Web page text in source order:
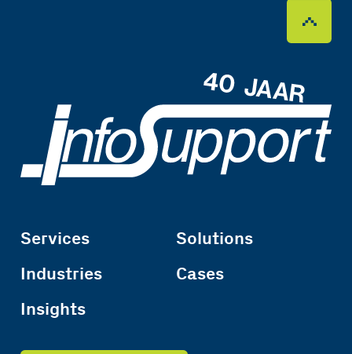
Services
Solutions
Industries
Cases
Insights